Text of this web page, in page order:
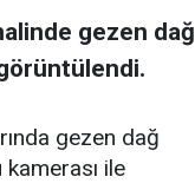
gezen dağ
gezen dağ
ile